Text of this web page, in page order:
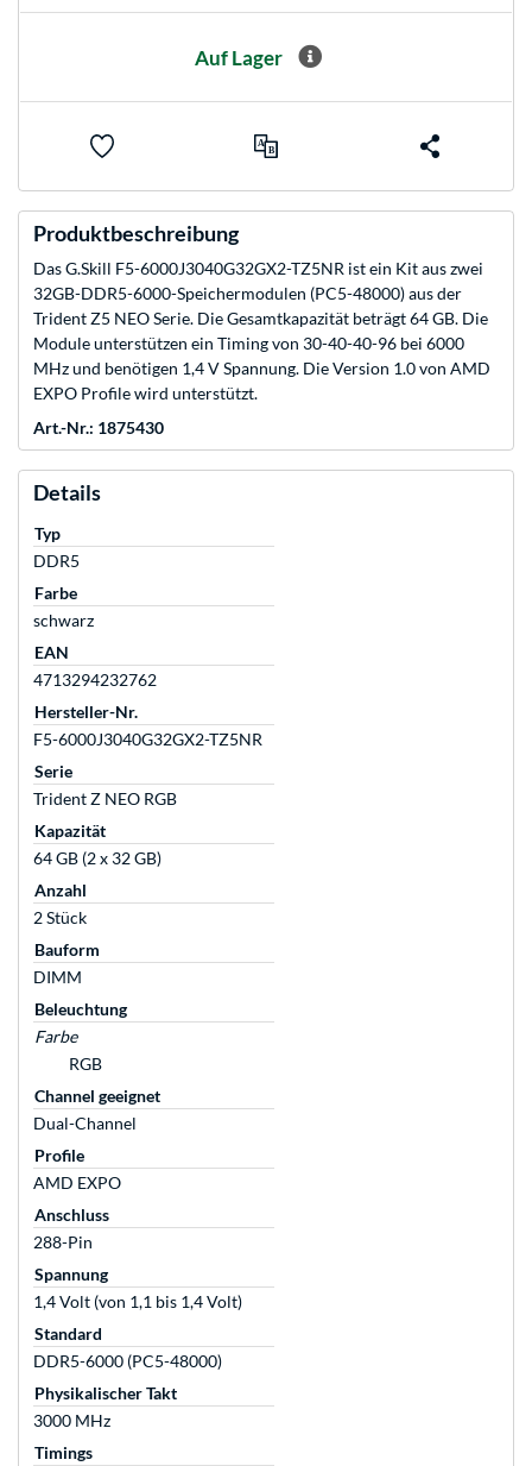
Auf Lager
Produktbeschreibung
Das G.Skill F5-6000J3040G32GX2-TZ5NR ist ein Kit aus zwei
32GB-DDR5-6000-Speichermodulen (PC5-48000) aus der
Trident Z5 NEO Serie. Die Gesamtkapazität beträgt 64 GB. Die
Module unterstützen ein Timing von 30-40-40-96 bei 6000
MHz und benötigen 1,4 V Spannung. Die Version 1.0 von AMD
EXPO Profile wird unterstützt.
Art.-Nr.: 1875430
Details
Typ
DDR5
Farbe
schwarz
EAN
4713294232762
Hersteller-Nr.
F5-6000J3040G32GX2-TZ5NR
Serie
Trident Z NEO RGB
Kapazität
64 GB (2 x 32 GB)
Anzahl
2 Stück
Bauform
DIMM
Beleuchtung
Farbe
RGB
Channel geeignet
Dual-Channel
Profile
AMD EXPO
Anschluss
288-Pin
Spannung
1,4 Volt (von 1,1 bis 1,4 Volt)
Standard
DDR5-6000 (PC5-48000)
Physikalischer Takt
3000 MHz
Timings